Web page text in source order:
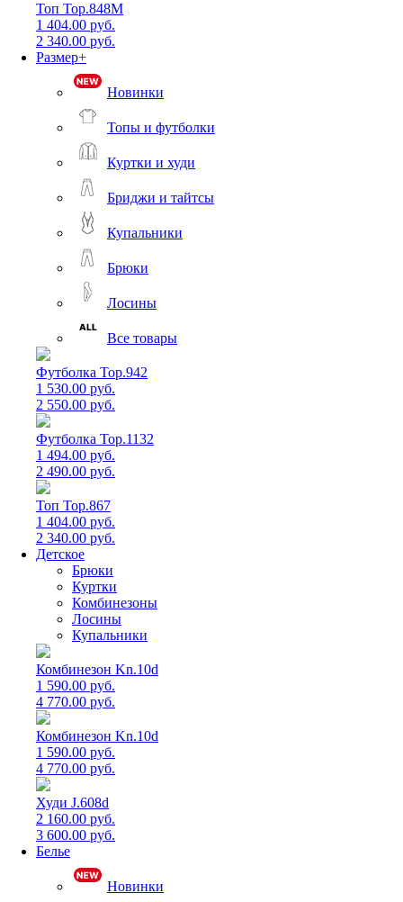
Топ Top.848M
1 404.00 руб.
2 340.00 руб.
Размер+
Новинки
Топы и футболки
Куртки и худи
Бриджи и тайтсы
Купальники
Брюки
Лосины
Все товары
Футболка Top.942
1 530.00 руб.
2 550.00 руб.
Футболка Top.1132
1 494.00 руб.
2 490.00 руб.
Топ Top.867
1 404.00 руб.
2 340.00 руб.
Детское
Брюки
Куртки
Комбинезоны
Лосины
Купальники
Комбинезон Kn.10d
1 590.00 руб.
4 770.00 руб.
Комбинезон Kn.10d
1 590.00 руб.
4 770.00 руб.
Худи J.608d
2 160.00 руб.
3 600.00 руб.
Белье
Новинки